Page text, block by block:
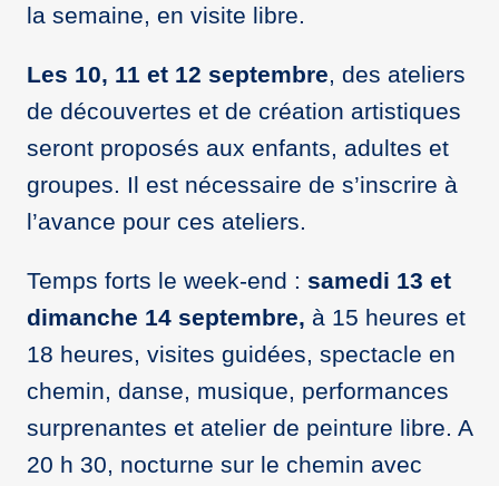
la semaine, en visite libre.
Les 10, 11 et 12 septembre, des ateliers
de découvertes et de création artistiques
seront proposés aux enfants, adultes et
groupes. Il est nécessaire de s’inscrire à
l’avance pour ces ateliers.
Temps forts le week-end : samedi 13 et
dimanche 14 septembre, à 15 heures et
18 heures, visites guidées, spectacle en
chemin, danse, musique, performances
surprenantes et atelier de peinture libre. A
20 h 30, nocturne sur le chemin avec